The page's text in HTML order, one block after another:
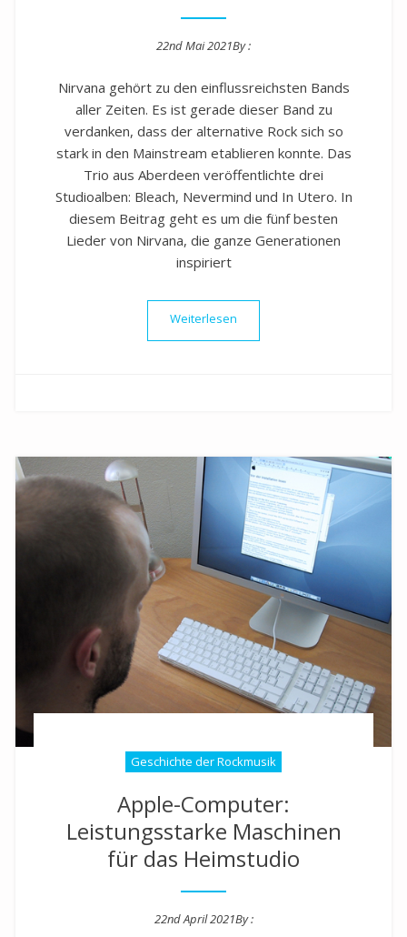
22nd Mai 2021By :
Nirvana gehört zu den einflussreichsten Bands
aller Zeiten. Es ist gerade dieser Band zu
verdanken, dass der alternative Rock sich so
stark in den Mainstream etablieren konnte. Das
Trio aus Aberdeen veröffentlichte drei
Studioalben: Bleach, Nevermind und In Utero. In
diesem Beitrag geht es um die fünf besten
Lieder von Nirvana, die ganze Generationen
inspiriert
Geschichte der Rockmusik
Apple-Computer:
Leistungsstarke Maschinen
für das Heimstudio
22nd April 2021By :